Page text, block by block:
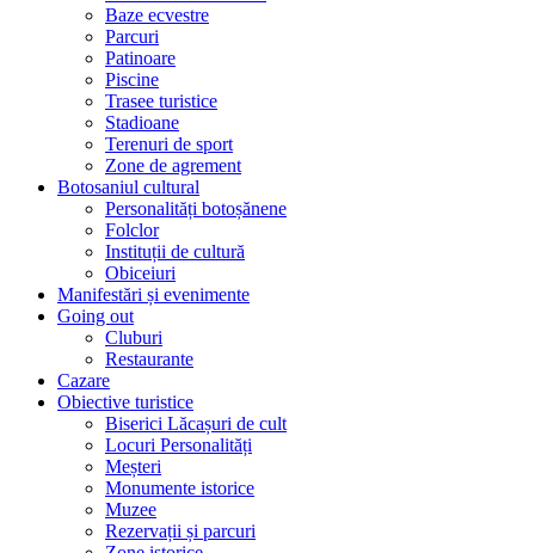
Baze ecvestre
Parcuri
Patinoare
Piscine
Trasee turistice
Stadioane
Terenuri de sport
Zone de agrement
Botosaniul cultural
Personalități botoșănene
Folclor
Instituții de cultură
Obiceiuri
Manifestări și evenimente
Going out
Cluburi
Restaurante
Cazare
Obiective turistice
Biserici Lăcașuri de cult
Locuri Personalități
Meșteri
Monumente istorice
Muzee
Rezervații și parcuri